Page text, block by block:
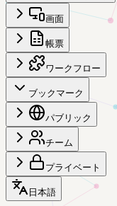
画面
帳票
ワークフロー
ブックマーク
パブリック
チーム
プライベート
日本語